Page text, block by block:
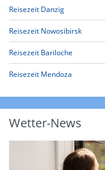
Reisezeit Danzig
Reisezeit Nowosibirsk
Reisezeit Bariloche
Reisezeit Mendoza
Wetter-News